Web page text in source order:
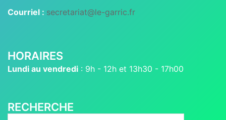
Courriel : secretariat@le-garric.fr
HORAIRES
Lundi au vendredi : 9h - 12h et 13h30 - 17h00
RECHERCHE